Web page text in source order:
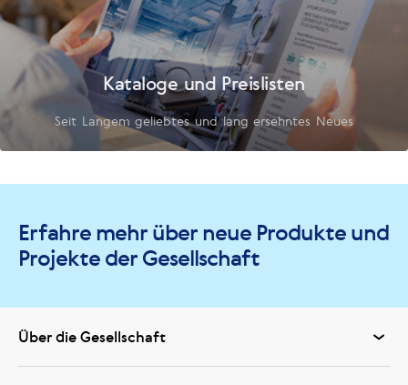
Kataloge und Preislisten
Seit Langem geliebtes und lang ersehntes Neues
Erfahre mehr über neue Produkte und
Projekte der Gesellschaft
Über die Gesellschaft